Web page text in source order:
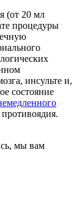
(от 20 мл
процедуры
инсульте и,
состояние
мы вам